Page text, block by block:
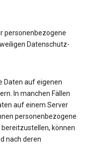
personenbezogene
Datenschutz-
Daten auf eigenen
In manchen Fällen
auf einem Server
personenbezogene
können
nach deren